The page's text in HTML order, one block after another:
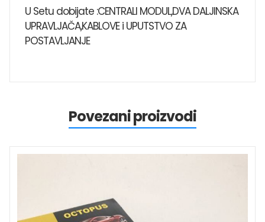
U Setu dobijate :CENTRALI MODUL,DVA DALJINSKA
UPRAVLJAČA,KABLOVE i UPUTSTVO ZA
POSTAVLJANJE
Povezani proizvodi